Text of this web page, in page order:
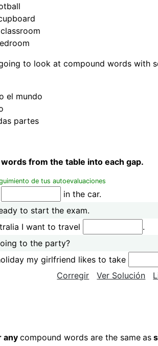
to look at compound words with
el mundo
partes
from the table into each gap.
de tus autoevaluaciones
in the car.
to start the exam.
I want to travel
.
to the party?
my girlfriend likes to take
Corregir
Ver Solución
anycompound words are the same as